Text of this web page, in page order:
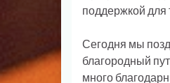
поддержкой для
Сегодня мы
благородный
много